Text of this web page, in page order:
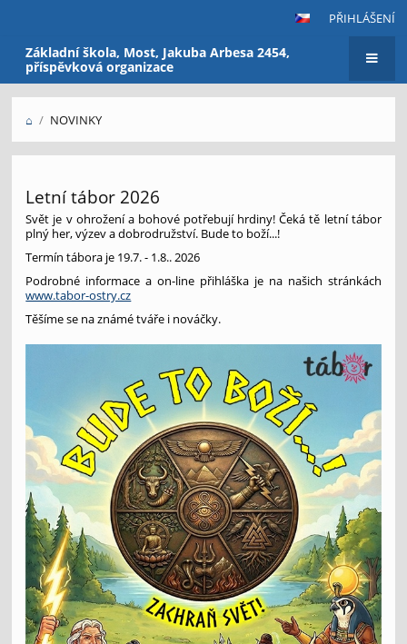
PŘIHLÁŠENÍ
Základní škola, Most, Jakuba Arbesa 2454,
příspěvková organizace
⌂ / NOVINKY
Letní tábor 2026
Svět je v ohrožení a bohové potřebují hrdiny! Čeká tě letní tábor
plný her, výzev a dobrodružství. Bude to boží...!
Termín tábora je 19.7. - 1.8.. 2026
Podrobné informace a on-line přihláška je na našich stránkách
www.tabor-ostry.cz
Těšíme se na známé tváře i nováčky.